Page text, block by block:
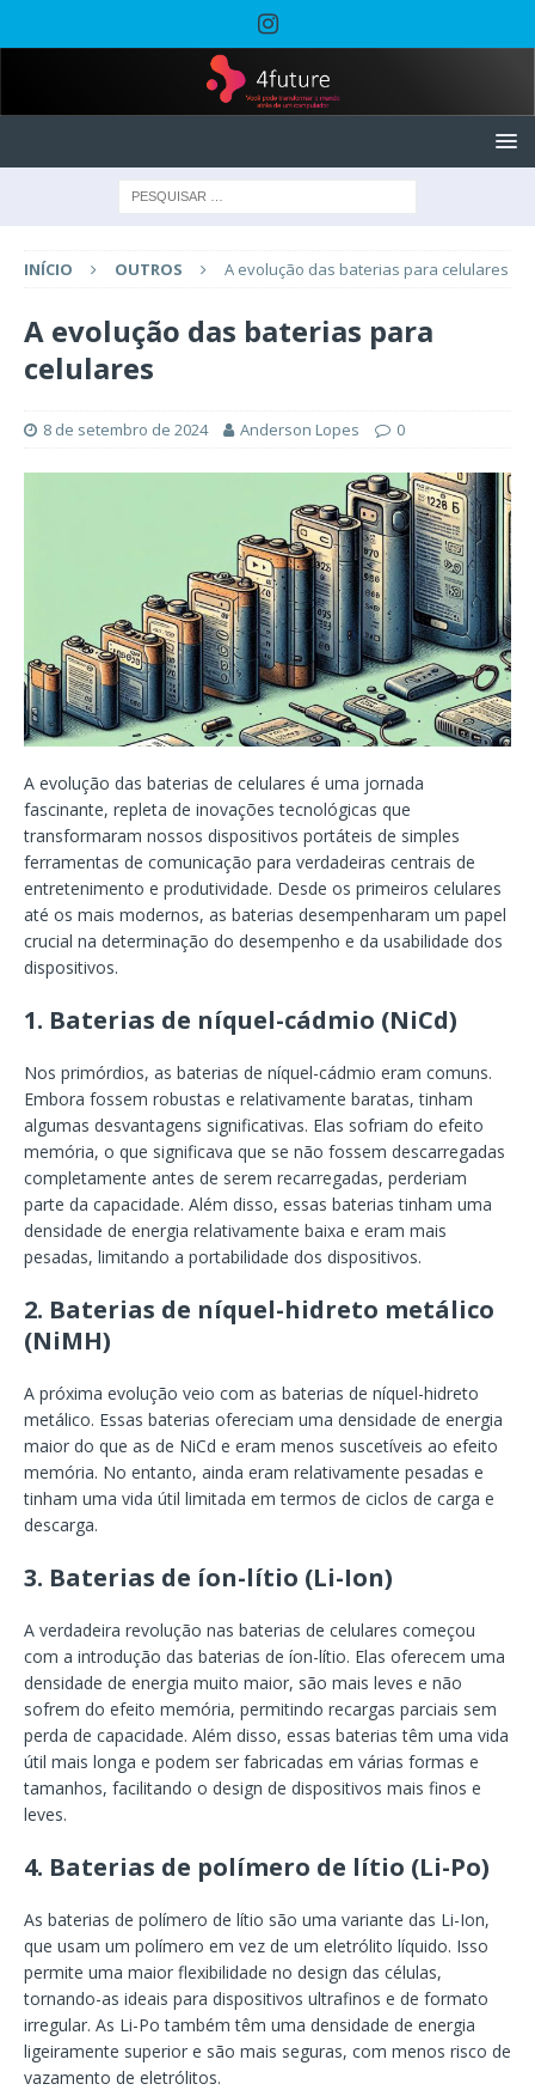
INÍCIO OUTROS A evolução das baterias para celulares
A evolução das baterias para
celulares
8 de setembro de 2024 Anderson Lopes 0
A evolução das baterias de celulares é uma jornada
fascinante, repleta de inovações tecnológicas que
transformaram nossos dispositivos portáteis de simples
ferramentas de comunicação para verdadeiras centrais de
entretenimento e produtividade. Desde os primeiros celulares
até os mais modernos, as baterias desempenharam um papel
crucial na determinação do desempenho e da usabilidade dos
dispositivos.
1. Baterias de níquel-cádmio (NiCd)
Nos primórdios, as baterias de níquel-cádmio eram comuns.
Embora fossem robustas e relativamente baratas, tinham
algumas desvantagens significativas. Elas sofriam do efeito
memória, o que significava que se não fossem descarregadas
completamente antes de serem recarregadas, perderiam
parte da capacidade. Além disso, essas baterias tinham uma
densidade de energia relativamente baixa e eram mais
pesadas, limitando a portabilidade dos dispositivos.
2. Baterias de níquel-hidreto metálico
(NiMH)
A próxima evolução veio com as baterias de níquel-hidreto
metálico. Essas baterias ofereciam uma densidade de energia
maior do que as de NiCd e eram menos suscetíveis ao efeito
memória. No entanto, ainda eram relativamente pesadas e
tinham uma vida útil limitada em termos de ciclos de carga e
descarga.
3. Baterias de íon-lítio (Li-Ion)
A verdadeira revolução nas baterias de celulares começou
com a introdução das baterias de íon-lítio. Elas oferecem uma
densidade de energia muito maior, são mais leves e não
sofrem do efeito memória, permitindo recargas parciais sem
perda de capacidade. Além disso, essas baterias têm uma vida
útil mais longa e podem ser fabricadas em várias formas e
tamanhos, facilitando o design de dispositivos mais finos e
leves.
4. Baterias de polímero de lítio (Li-Po)
As baterias de polímero de lítio são uma variante das Li-Ion,
que usam um polímero em vez de um eletrólito líquido. Isso
permite uma maior flexibilidade no design das células,
tornando-as ideais para dispositivos ultrafinos e de formato
irregular. As Li-Po também têm uma densidade de energia
ligeiramente superior e são mais seguras, com menos risco de
vazamento de eletrólitos.